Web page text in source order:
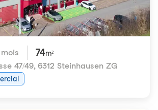
74m²
47/49, 6312 Steinhausen ZG